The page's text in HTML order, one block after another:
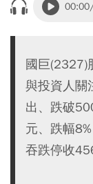
00:00
國巨(2327)
與投資人關
出、跌破
元、跌幅
吞跌停收